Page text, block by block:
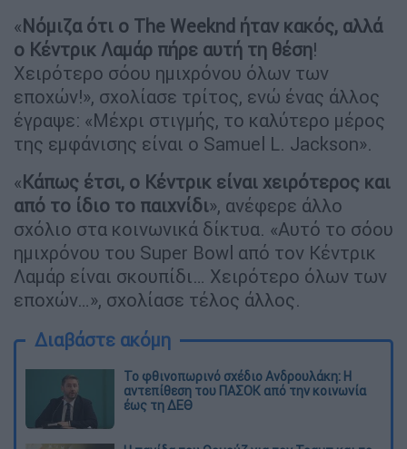
«Νόμιζα ότι ο The Weeknd ήταν κακός, αλλά
ο Κέντρικ Λαμάρ πήρε αυτή τη θέση!
Χειρότερο σόου ημιχρόνου όλων των
εποχών!», σχολίασε τρίτος, ενώ ένας άλλος
έγραψε: «Μέχρι στιγμής, το καλύτερο μέρος
της εμφάνισης είναι ο Samuel L. Jackson».
«Κάπως έτσι, ο Κέντρικ είναι χειρότερος και
από το ίδιο το παιχνίδι», ανέφερε άλλο
σχόλιο στα κοινωνικά δίκτυα. «Αυτό το σόου
ημιχρόνου του Super Bowl από τον Κέντρικ
Λαμάρ είναι σκουπίδι… Χειρότερο όλων των
εποχών…», σχολίασε τέλος άλλος.
Διαβάστε ακόμη
Το φθινοπωρινό σχέδιο Ανδρουλάκη: Η
αντεπίθεση του ΠΑΣΟΚ από την κοινωνία
έως τη ΔΕΘ